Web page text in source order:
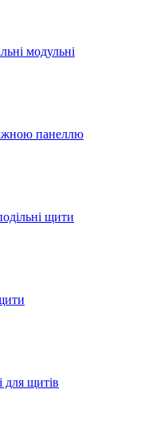
модульні
панеллю
щити
для щитів